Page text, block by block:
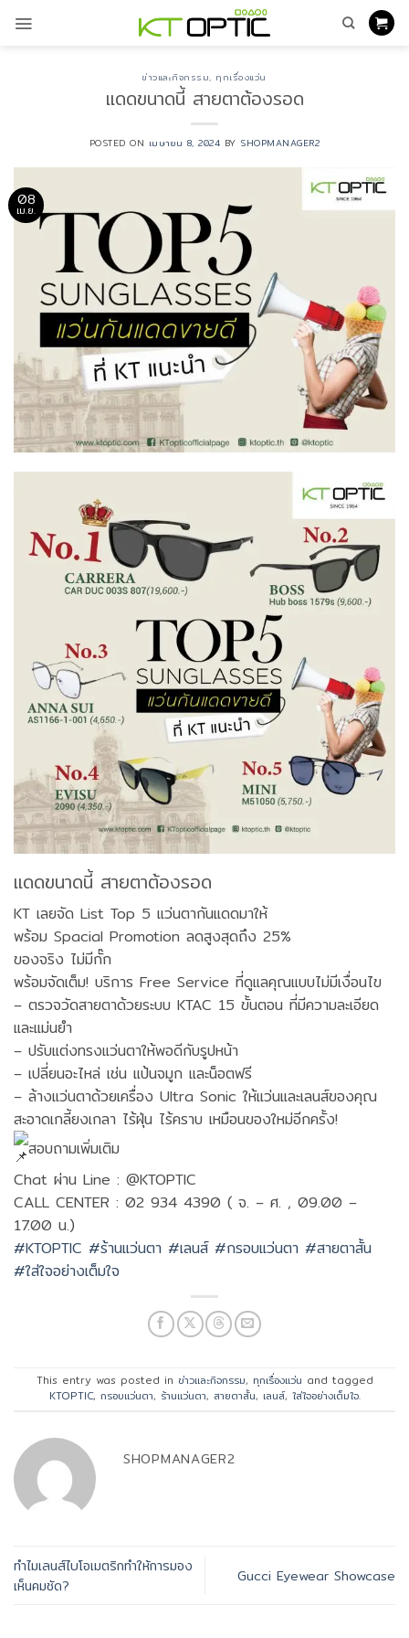
ข่าวและกิจกรรม, ทุกเรื่องแว่น
แดดขนาดนี้ สายตาต้องรอด
POSTED ON เมษายน 8, 2024 BY SHOPMANAGER2
08
เม.ย.
แดดขนาดนี้ สายตาต้องรอด
KT เลยจัด List Top 5 แว่นตากันแดดมาให้
พร้อม Spacial Promotion ลดสูงสุดถึง 25%
ของจริง ไม่มีกั๊ก
พร้อมจัดเต็ม! บริการ Free Service ที่ดูแลคุณแบบไม่มีเงื่อนไข
– ตรวจวัดสายตาด้วยระบบ KTAC 15 ขั้นตอน ที่มีความละเอียด
และแม่นยำ
– ปรับแต่งทรงแว่นตาให้พอดีกับรูปหน้า
– เปลี่ยนอะไหล่ เช่น แป้นจมูก และน็อตฟรี
– ล้างแว่นตาด้วยเครื่อง Ultra Sonic ให้แว่นและเลนส์ของคุณ
สะอาดเกลี้ยงเกลา ไร้ฝุ่น ไร้คราบ เหมือนของใหม่อีกครั้ง!
สอบถามเพิ่มเติม
Chat ผ่าน Line : @KTOPTIC
CALL CENTER : 02 934 4390 ( จ. – ศ. , 09.00 –
17.00 น.)
#KTOPTIC #ร้านแว่นตา #เลนส์ #กรอบแว่นตา #สายตาสั้น
#ใส่ใจอย่างเต็มใจ
This entry was posted in ข่าวและกิจกรรม, ทุกเรื่องแว่น and tagged
KTOPTIC, กรอบแว่นตา, ร้านแว่นตา, สายตาสั้น, เลนส์, ใส่ใจอย่างเต็มใจ.
SHOPMANAGER2
ทำไมเลนส์ไบโอเมตริกทำให้การมอง
เห็นคมชัด?
Gucci Eyewear Showcase